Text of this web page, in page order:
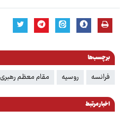
برچسب‌ها
فرانسه روسیه مقام معظم رهبری
اخبار مرتبط